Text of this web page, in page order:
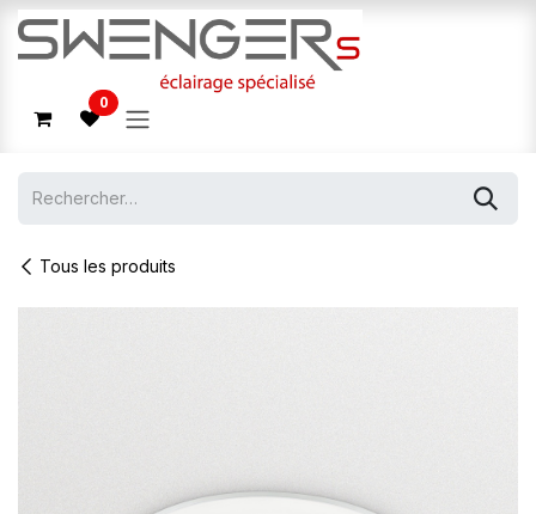
Se rendre au contenu
0
Tous les produits